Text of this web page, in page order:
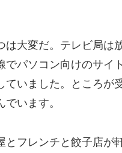
は大変だ。テレビ局は
でパソコン向けのサイ
ていました。ところが
でいます。
とフレンチと餃子店が